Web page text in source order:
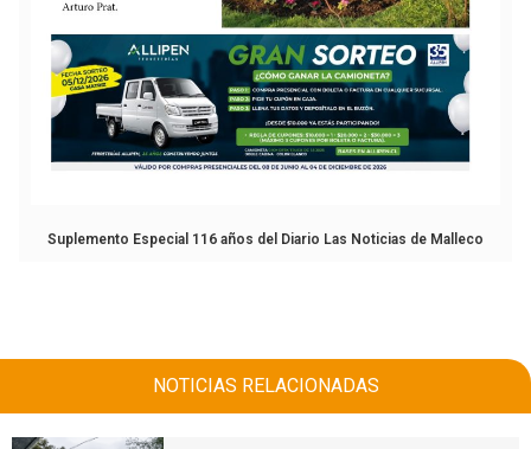
Suplemento Especial 116 años del Diario Las Noticias de Malleco
NOTICIAS RELACIONADAS